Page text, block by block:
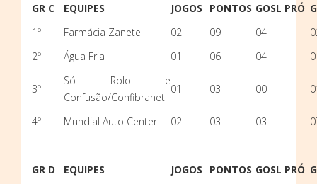
GR C EQUIPES JOGOS PONTOS GOSL PRÓ
1º
Farmácia Zanete 02 09 04
2º
Água Fria 01 06 04
3º
Só Rolo e
Confusão/Confibranet
01 03 00
4º Mundial Auto Center 02 03 03
GR D EQUIPES JOGOS PONTOS GOSL PRÓ